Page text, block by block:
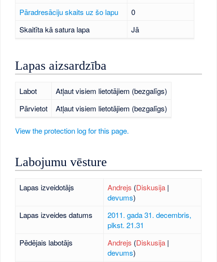
Pāradresāciju skaits uz šo lapu
0
Skaitīta kā satura lapa
Jā
Lapas aizsardzība
Labot
Atļaut visiem lietotājiem (bezgalīgs)
Pārvietot
Atļaut visiem lietotājiem (bezgalīgs)
View the protection log for this page.
Labojumu vēsture
Lapas izveidotājs Andrejs (Diskusija|
devums)
Lapas izveides datums
2011. gada 31. decembris,
plkst. 21.31
Pēdējais labotājs
Andrejs (Diskusija|
devums)